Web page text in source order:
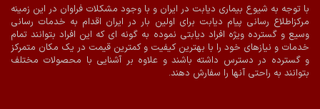
پرداخت آنلاین ارسال با پیک در شیراز
با توجه به شیوع بیماری دیابت در ایران و با وجود مشکلات فراوان در این زمینه
مرکزاطلاع رسانی پیام دیابت برای اولین بار در ایران اقدام به خدمات رسانی
وسیع و گسترده ویژه افراد دیابتی نموده به گونه ای که این افراد بتوانند تمام
خدمات و نیازهای خود را با بهترین کیفیت و کمترین قیمت در یک مکان متمرکز
و گسترده در دسترس داشته باشند و علاوه بر آشنایی با محصولات مختلف
بتوانند به راحتی آنها را سفارش دهند.